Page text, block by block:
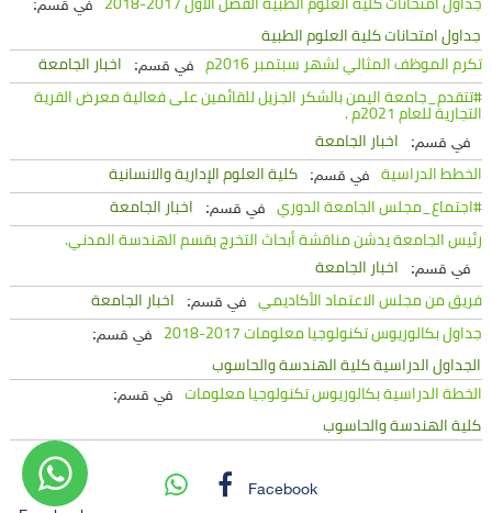
في قسم:
جداول امتحانات كلية العلوم الطبية
تكرم الموظف المثالي لشهر سبتمبر 2016م
في قسم:
اخبار الجامعة
#تتقدم_جامعة اليمن بالشكر الجزيل للقائمين على فعالية معرض القرية
التجارية للعام 2021م .
في قسم:
اخبار الجامعة
الخطط الدراسية
في قسم:
كلية العلوم الإدارية والانسانية
#اجتماع_مجلس الجامعة الدوري
في قسم:
اخبار الجامعة
رئيس الجامعة يدشن مناقشة أبحاث التخرج بقسم الهندسة المدني.
في قسم:
اخبار الجامعة
فريق من مجلس الاعتماد الأكاديمي
في قسم:
اخبار الجامعة
جداول بكالوريوس تكنولوجيا معلومات 2017-2018
في قسم:
الجداول الدراسية كلية الهندسة والحاسوب
الخطة الدراسية بكالوريوس تكنولوجيا معلومات
في قسم:
كلية الهندسة والحاسوب
Facebook